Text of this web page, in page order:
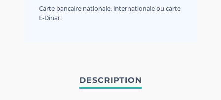
Carte bancaire nationale, internationale ou carte
E-Dinar.